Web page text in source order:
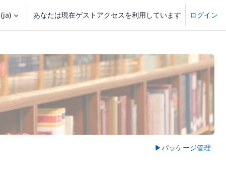
る あなたは現在ゲストアクセスを利用しています ログイン
▶︎パッケージ管理